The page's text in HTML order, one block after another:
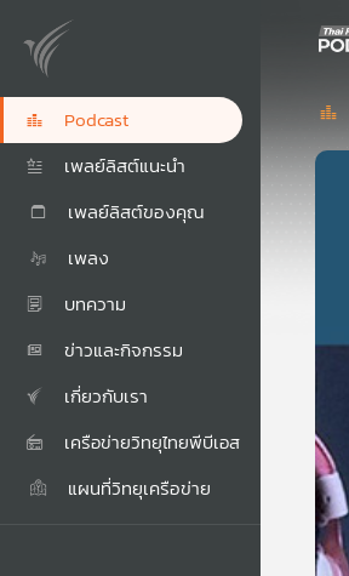
Podcast
เพลย์ลิสต์แนะนำ
เพลย์ลิสต์ของคุณ
เพลง
บทความ
ข่าวและกิจกรรม
เกี่ยวกับเรา
เครือข่ายวิทยุไทยพีบีเอส
แผนที่วิทยุเครือข่าย